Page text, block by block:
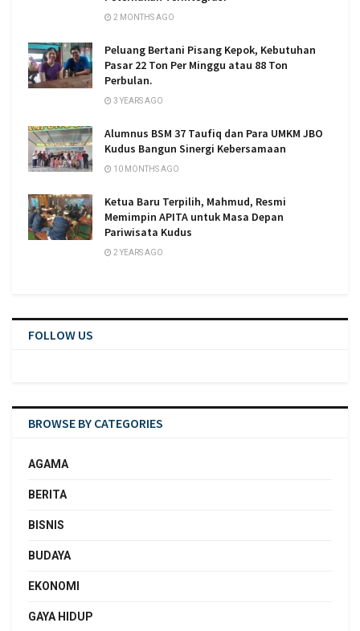
2 MONTHS AGO
Peluang Bertani Pisang Kepok, Kebutuhan
Pasar 22 Ton Per Minggu atau 88 Ton
Perbulan.
3 YEARS AGO
Alumnus BSM 37 Taufiq dan Para UMKM JBO
Kudus Bangun Sinergi Kebersamaan
10 MONTHS AGO
Ketua Baru Terpilih, Mahmud, Resmi
Memimpin APITA untuk Masa Depan
Pariwisata Kudus
2 YEARS AGO
FOLLOW US
BROWSE BY CATEGORIES
AGAMA
BERITA
BISNIS
BUDAYA
EKONOMI
GAYA HIDUP